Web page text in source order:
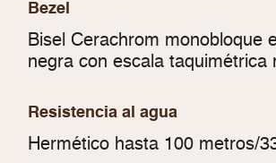
Bezel
Bisel Cerachrom monobloque
negra con escala taquimétrica
Resistencia al agua
Hermético hasta 100 metros/